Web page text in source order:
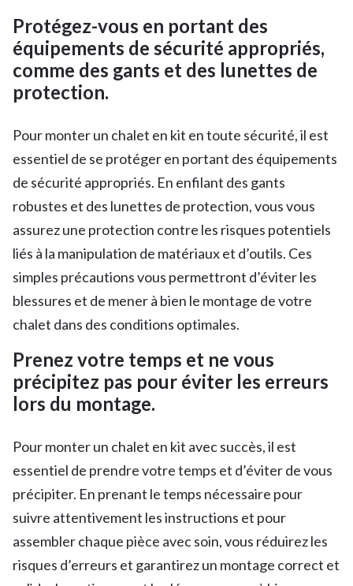
Protégez-vous en portant des
équipements de sécurité appropriés,
comme des gants et des lunettes de
protection.
Pour monter un chalet en kit en toute sécurité, il est
essentiel de se protéger en portant des équipements
de sécurité appropriés. En enfilant des gants
robustes et des lunettes de protection, vous vous
assurez une protection contre les risques potentiels
liés à la manipulation de matériaux et d’outils. Ces
simples précautions vous permettront d’éviter les
blessures et de mener à bien le montage de votre
chalet dans des conditions optimales.
Prenez votre temps et ne vous
précipitez pas pour éviter les erreurs
lors du montage.
Pour monter un chalet en kit avec succès, il est
essentiel de prendre votre temps et d’éviter de vous
précipiter. En prenant le temps nécessaire pour
suivre attentivement les instructions et pour
assembler chaque pièce avec soin, vous réduirez les
risques d’erreurs et garantirez un montage correct et